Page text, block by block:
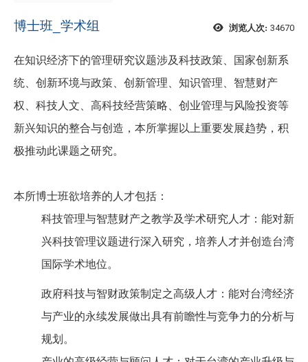
浏览人次: 34670
博士班_学术组
在知识经济下的管理研究议题涉及科技政策、国家创新系
统、创新环境与政策、创新管理、知识管理、智慧财产
权、科技人文、高科技经营策略、创业管理与风险投资等
新兴知识的整合与创造，本所掌握以上重要发展趋势，积
极推动此课题之研究。
本所博士班欲培养的人才包括：
科技管理与智慧财产之教学及学术研究人才：能对新
兴科技管理议题进行深入研究，培养人才并创造台湾
国际学术地位。
政府科技与智财政策制定之高级人才：能对台湾经济
与产业的永续发展做出具有前瞻性与竞争力的分析与
规划。